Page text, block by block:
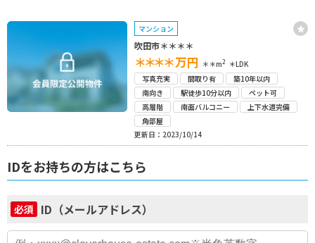
マンション
吹田市＊＊＊＊
＊＊＊＊万円 ＊＊m2 ＊LDK
写真充実
間取り有
築10年以内
南向き
駅徒歩10分以内
ペット可
高層階
南面バルコニー
上下水道完備
角部屋
更新日：2023/10/14
IDをお持ちの方はこちら
必須 ID（メールアドレス）